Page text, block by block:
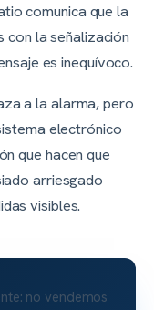
comunica que la
con la señalización
es inequívoco.
a la alarma, pero
electrónico
que hacen que
arriesgado
visibles.
no vendemos